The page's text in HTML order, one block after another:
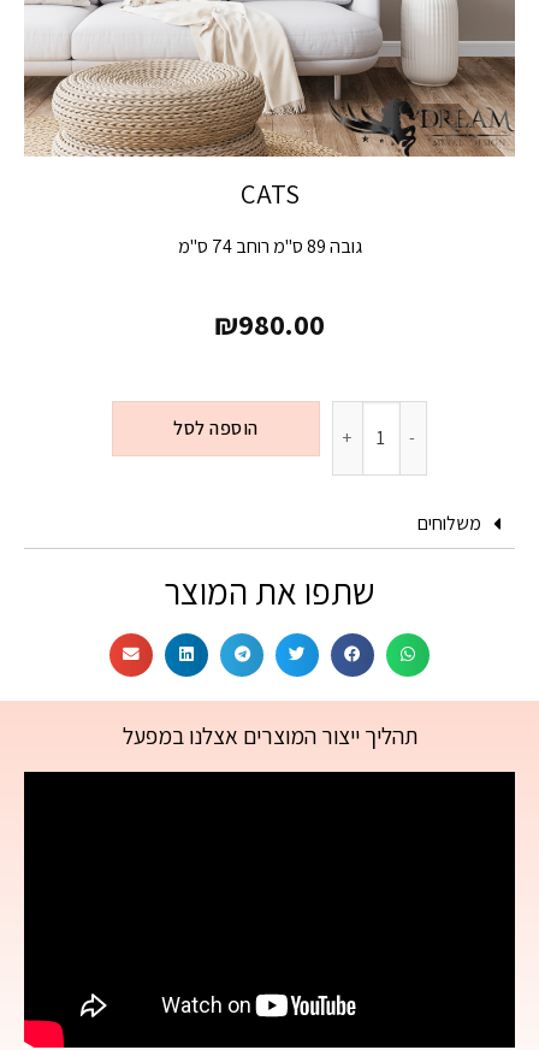
CATS
גובה 89 ס"מ רוחב 74 ס"מ
₪980.00
הוספה לסל
משלוחים
שתפו את המוצר
תהליך ייצור המוצרים אצלנו במפעל